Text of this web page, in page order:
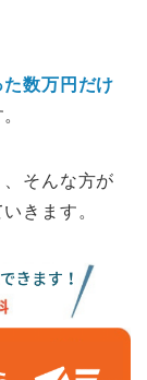
た数万円だけ
、そんな方が
きます。